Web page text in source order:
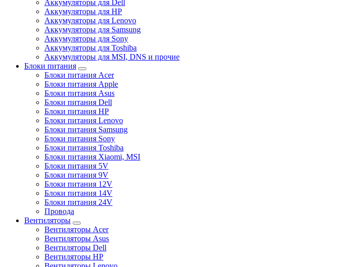
Аккумуляторы для Dell
Аккумуляторы для HP
Аккумуляторы для Lenovo
Аккумуляторы для Samsung
Аккумуляторы для Sony
Аккумуляторы для Toshiba
Аккумуляторы для MSI, DNS и прочие
Блоки питания
Блоки питания Acer
Блоки питания Apple
Блоки питания Asus
Блоки питания Dell
Блоки питания HP
Блоки питания Lenovo
Блоки питания Samsung
Блоки питания Sony
Блоки питания Toshiba
Блоки питания Xiaomi, MSI
Блоки питания 5V
Блоки питания 9V
Блоки питания 12V
Блоки питания 14V
Блоки питания 24V
Провода
Вентиляторы
Вентиляторы Acer
Вентиляторы Asus
Вентиляторы Dell
Вентиляторы HP